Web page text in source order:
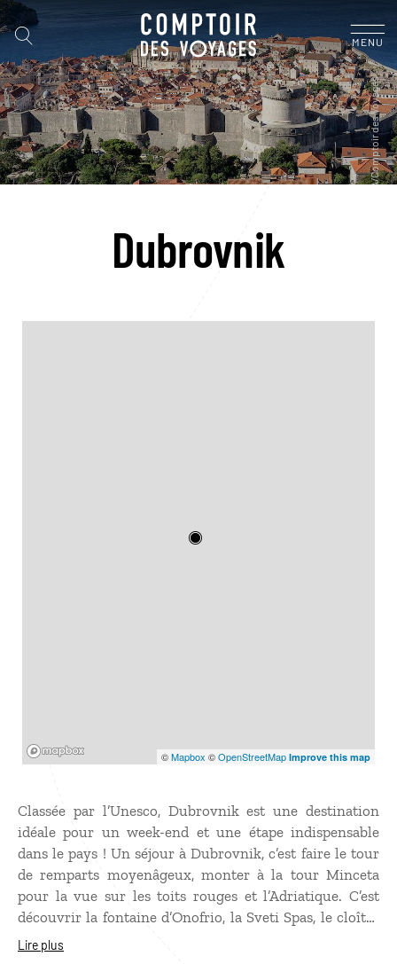
MENU
Dubrovnik
©Mapbox ©OpenStreetMap Improve this map
Classée par l’Unesco, Dubrovnik est une destination
idéale pour un week-end et une étape indispensable
dans le pays ! Un séjour à Dubrovnik, c’est faire le tour
de remparts moyenâgeux, monter à la tour Minceta
pour la vue sur les toits rouges et l’Adriatique. C’est
découvrir la fontaine d’Onofrio, la Sveti Spas, le cloître
du monastère et sa boutique d’apothicaire. Admirer sur
Lire plus